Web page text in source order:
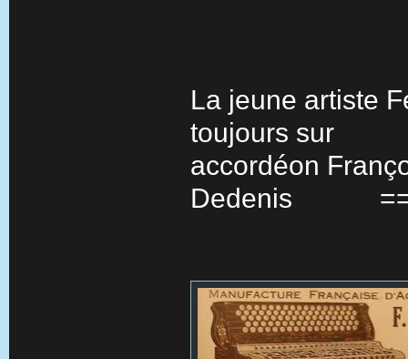
La jeune artiste
toujours sur
accordéon
Dedenis